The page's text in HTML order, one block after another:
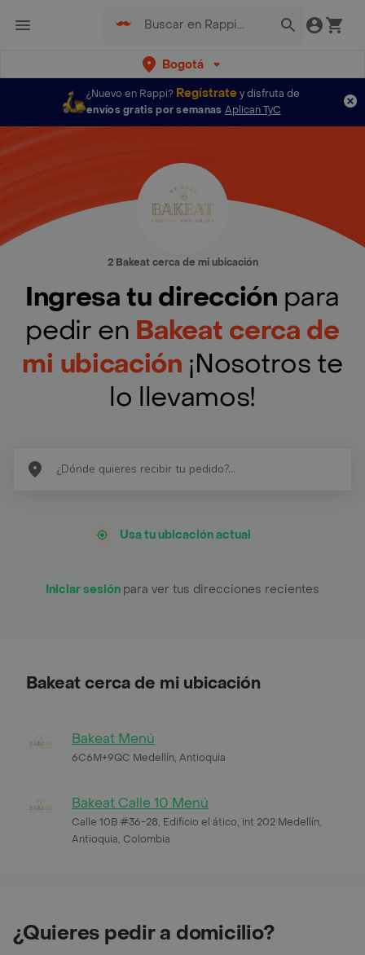
Bogotá
¿Nuevo en Rappi? Regístratey disfruta de
envíos gratis por semanas Aplican TyC
2 Bakeat cerca de mi ubicación
Ingresa tu dirección para
pedir en Bakeat cerca de
mi ubicación ¡Nosotros te
lo llevamos!
Usa tu ubicación actual
Iniciar sesión para ver tus direcciones recientes
Bakeat cerca de mi ubicación
Bakeat Menú
6C6M+9QC Medellín, Antioquia
Bakeat Calle 10 Menú
Calle 10B #36-28, Edificio el ático, int 202 Medellín,
Antioquia, Colombia
¿Quieres pedir a domicilio?